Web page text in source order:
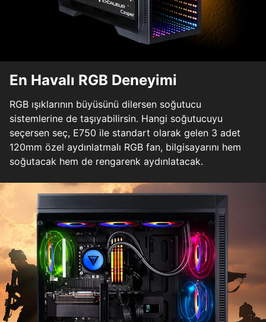
En Havalı RGB Deneyimi
RGB ışıklarının büyüsünü dilersen soğutucu
sistemlerine de taşıyabilirsin. Hangi soğutucuyu
seçersen seç, E750 ile standart olarak gelen 3 adet
120mm özel aydınlatmalı RGB fan, bilgisayarını hem
soğutacak hem de rengarenk aydınlatacak.